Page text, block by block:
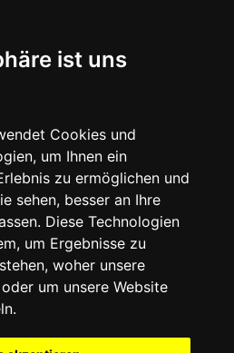
ist uns
Cookies und
um Ihnen ein
zu ermöglichen und
sehen, besser an Ihre
Diese Technologien
um Ergebnisse zu
woher unsere
um unsere Website